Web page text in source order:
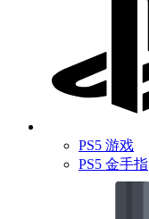
PS5 游戏
PS5 金手指